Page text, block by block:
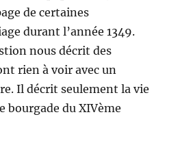
de certaines
durant l’année 1349.
nous décrit des
rien à voir avec un
Il décrit seulement la vie
bourgade du XIVème